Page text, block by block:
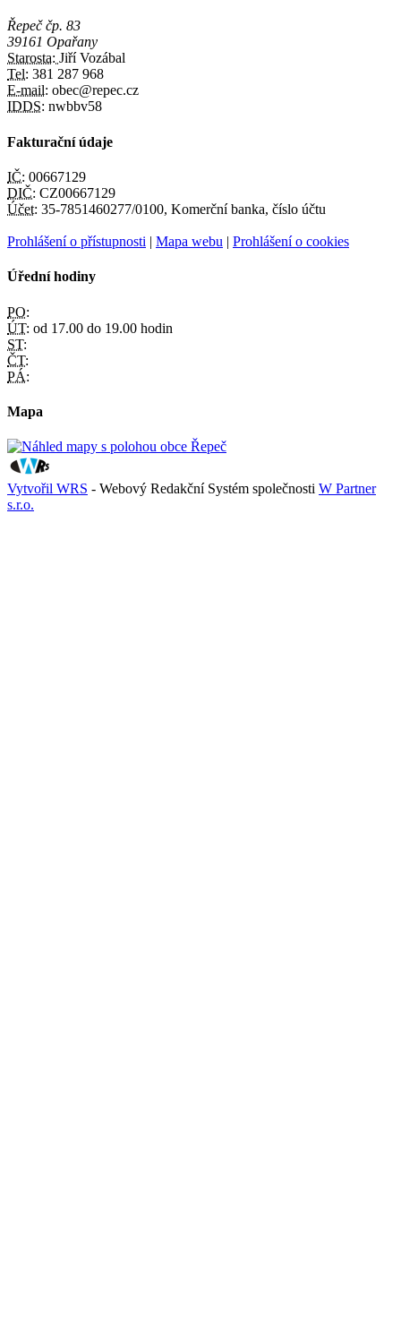
Řepeč čp. 83
39161 Opařany
Starosta: Jiří Vozábal
Tel: 381 287 968
E-mail: obec@repec.cz
IDDS: nwbbv58
Fakturační údaje
IČ: 00667129
DIČ: CZ00667129
Účet: 35-7851460277/0100, Komerční banka, číslo účtu
Prohlášení o přístupnosti | Mapa webu | Prohlášení o cookies
Úřední hodiny
PO:
ÚT: od 17.00 do 19.00 hodin
ST:
ČT:
PÁ:
Mapa
Vytvořil WRS - Webový Redakční Systém společnosti W Partner
s.r.o.